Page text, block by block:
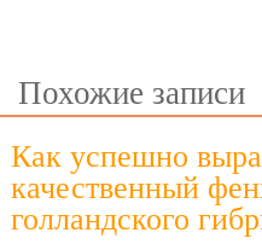
Похожие записи
Как успешно
качественный
голландского